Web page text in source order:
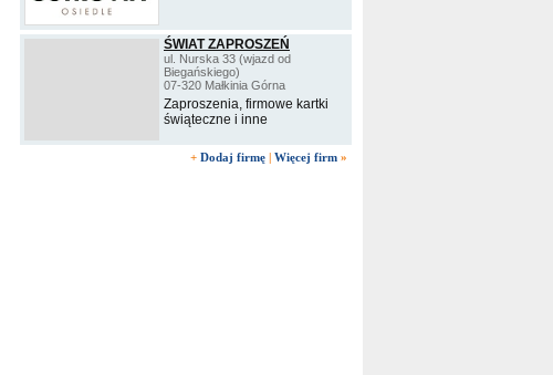
ŚWIAT ZAPROSZEŃ
ul. Nurska 33 (wjazd od
Biegańskiego)
07-320 Małkinia Górna
Zaproszenia, firmowe kartki
świąteczne i inne
+ Dodaj firmę | Więcej firm »